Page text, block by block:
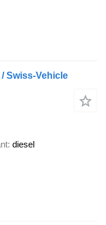
Swiss-Vehicle
diesel